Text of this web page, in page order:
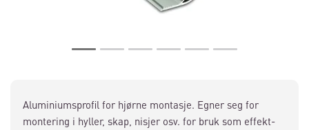
Aluminiumsprofil for hjørne montasje. Egner seg for
montering i hyller, skap, nisjer osv. for bruk som effekt-